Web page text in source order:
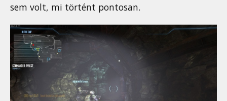
sem volt, mi történt pontosan.